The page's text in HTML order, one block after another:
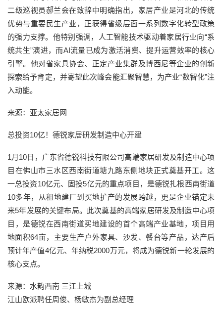
二级巡视员郝兰会在致辞中明确指出，家居产业是河北的传统
优势与重要民生产业，正获得省级层面一系列数字化转型政策
的强力支撑。他特别强调，人工智能技术驱动着家居行业向“系
统共生”演进，而AI流量已成为激活消费、提升运营效率的核心
引擎。他对省家具协会、正定产业集群及博西尼等企业的创新
探索给予肯定，并寄望此次峰会能汇聚智慧，为产业“数智化”注
入动能。
来源：亚太家居网
总投资10亿！德锐家居研发制造中心开建
1月10日，广东省德锐科技有限公司高端家居研发及制造中心项
目在佛山市三水区西南街道塘九路东侧地块正式奠基开工。这
一总投资10亿元、固投5亿元的重点项目，是德锐扎根西南街道
10多年，从租地建厂到买地扩产的发展跨越，更是企业锚定未
来5年发展的关键布局。此次奠基的高端家居研发及制造中心项
目，是德锐在西南街道买地建设的首个高端产业基地，项目用
地面积64亩，主要生产户外家具、沙发、餐台等产品，达产后
预计年产值4亿元、年纳税2000万元，将成为德锐新一轮发展的
核心支点。
来源：水韵西南 三江上城
江山欧派聘任周俊、杨敏杰为副总经理